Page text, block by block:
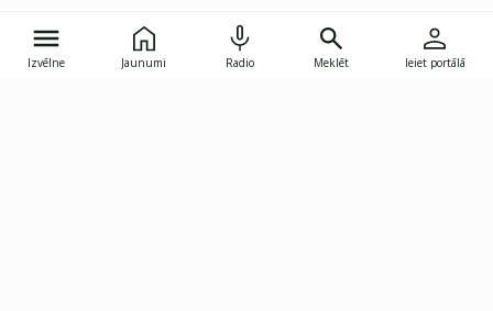
Izvēlne Jaunumi Radio Meklēt Ieiet portālā